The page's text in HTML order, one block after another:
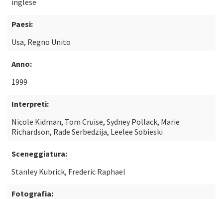
inglese
Paesi:
Usa, Regno Unito
Anno:
1999
Interpreti:
Nicole Kidman, Tom Cruise, Sydney Pollack, Marie
Richardson, Rade Serbedzija, Leelee Sobieski
Sceneggiatura:
Stanley Kubrick, Frederic Raphael
Fotografia: